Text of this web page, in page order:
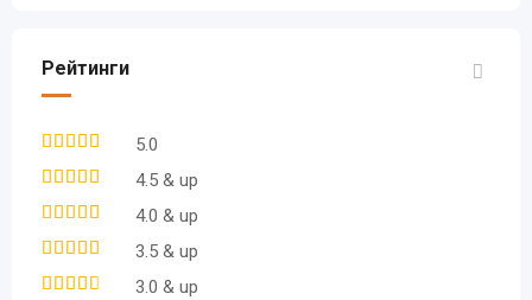
Рейтинги
5.0
4.5 & up
4.0 & up
3.5 & up
3.0 & up